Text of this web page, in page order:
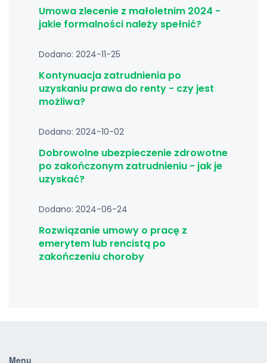
Umowa zlecenie z małoletnim 2024 -
jakie formalności należy spełnić?
Dodano: 2024-11-25
Kontynuacja zatrudnienia po
uzyskaniu prawa do renty - czy jest
możliwa?
Dodano: 2024-10-02
Dobrowolne ubezpieczenie zdrowotne
po zakończonym zatrudnieniu - jak je
uzyskać?
Dodano: 2024-06-24
Rozwiązanie umowy o pracę z
emerytem lub rencistą po
zakończeniu choroby
Menu